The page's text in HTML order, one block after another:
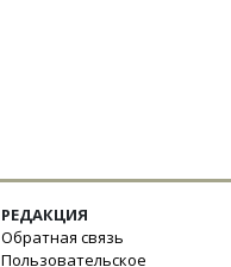
РЕДАКЦИЯ
Обратная связь
Пользовательское